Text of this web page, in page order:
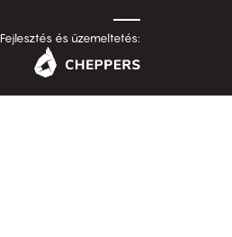
Fejlesztés és üzemeltetés: